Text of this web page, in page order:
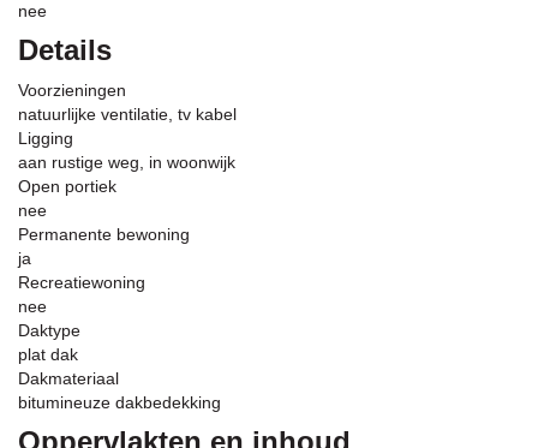
nee
Details
Voorzieningen
natuurlijke ventilatie, tv kabel
Ligging
aan rustige weg, in woonwijk
Open portiek
nee
Permanente bewoning
ja
Recreatiewoning
nee
Daktype
plat dak
Dakmateriaal
bitumineuze dakbedekking
Oppervlakten en inhoud